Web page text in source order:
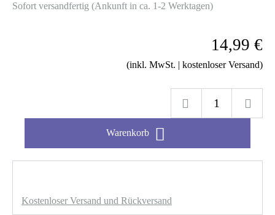
Sofort versandfertig (Ankunft in ca. 1-2 Werktagen)
14,99 €
(inkl. MwSt. | kostenloser Versand)
Warenkorb 
Kostenloser Versand und Rückversand